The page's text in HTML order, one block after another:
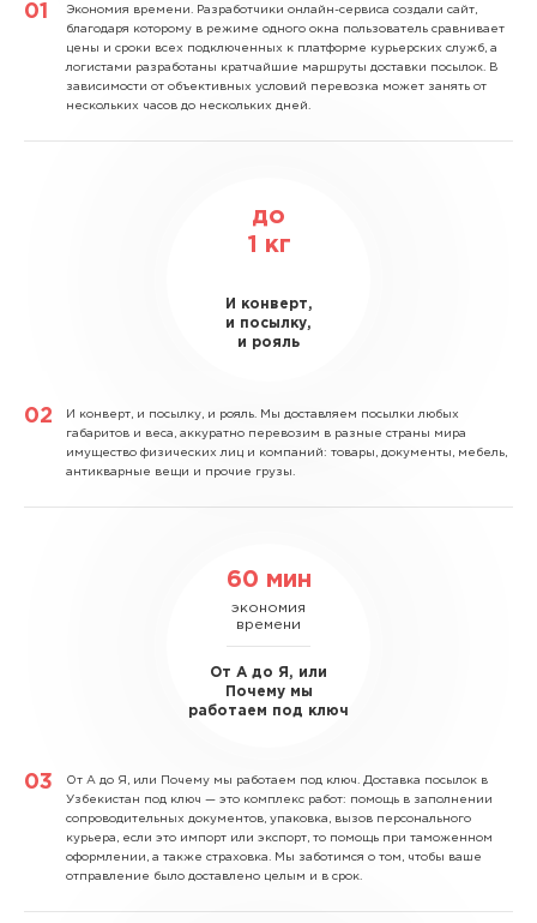
Экономия времени.
Разработчики онлайн-сервиса создали сайт,
благодаря которому в режиме одного окна пользователь сравнивает
цены и сроки всех подключенных к платформе курьерских служб, а
логистами разработаны кратчайшие маршруты доставки посылок. В
зависимости от объективных условий перевозка может занять от
нескольких часов до нескольких дней.
до
1
кг
И конверт,
и посылку,
и рояль
И конверт, и посылку, и рояль.
Мы доставляем посылки любых
габаритов и веса, аккуратно перевозим в разные страны мира
имущество физических лиц и компаний: товары, документы, мебель,
антикварные вещи и прочие грузы.
60 мин
экономия
времени
От А до Я, или
Почему мы
работаем под ключ
От А до Я, или Почему мы работаем под ключ.
Доставка посылок в
Узбекистан под ключ — это комплекс работ: помощь в заполнении
сопроводительных документов, упаковка, вызов персонального
курьера, если это импорт или экспорт, то помощь при таможенном
оформлении, а также страховка. Мы заботимся о том, чтобы ваше
отправление было доставлено целым и в срок.